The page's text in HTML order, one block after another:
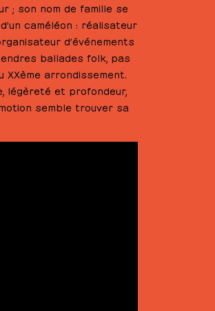
; son nom de famille se
caméléon : réalisateur
d’événements
ballades folk, pas
arrondissement.
légèreté et profondeur,
semble trouver sa